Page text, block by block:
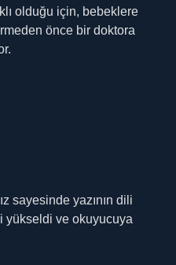
olduğu için, bebeklere
önce bir doktora
sayesinde yazının dili
yükseldi ve okuyucuya